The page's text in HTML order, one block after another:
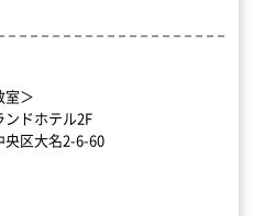
室＞
ンドホテル2F
央区大名2-6-60